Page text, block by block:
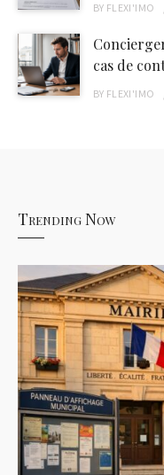
BY FLEXI'IMO
cas de
BY FLEXI'IMO
Trending Now